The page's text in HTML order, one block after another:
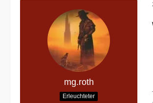
mg.roth
Erleuchteter